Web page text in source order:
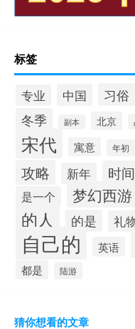
标签
专业 中国 习俗
冬季 副本 北京
宋代 寓意 年初
攻略 新年 时间
是一个 梦幻西游
的人 的是 礼
自己的 英语
都是 陆游
猜你想看的文章